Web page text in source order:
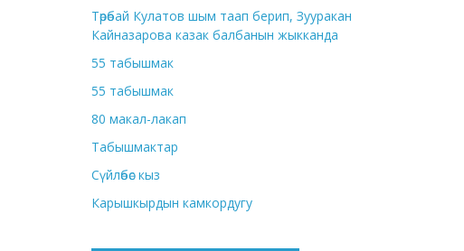
Төрөбай Кулатов шым таап берип, Зууракан
Кайназарова казак балбанын жыкканда
55 табышмак
55 табышмак
80 макал-лакап
Табышмактар
Сүйлөбөс кыз
Карышкырдын камкордугу